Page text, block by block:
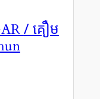
/ គឿម